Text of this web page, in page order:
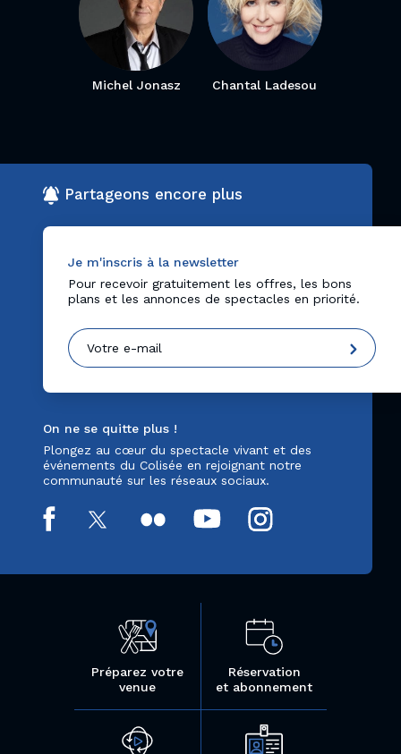
Michel Jonasz Chantal Ladesou
Partageons encore plus
Je m'inscris à la newsletter
Pour recevoir gratuitement les offres, les bons
plans et les annonces de spectacles en priorité.
On ne se quitte plus !
Plongez au cœur du spectacle vivant et des
événements du Colisée en rejoignant notre
communauté sur les réseaux sociaux.
Préparez votre
venue
Réservation
et abonnement